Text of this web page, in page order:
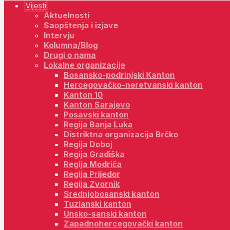
Vijesti
Aktuelnosti
Saopštenja i izjave
Intervju
Kolumna/Blog
Drugi o nama
Lokalne organizacije
Bosansko-podrinjski Kanton
Hercegovačko-neretvanski kanton
Kanton 10
Kanton Sarajevo
Posavski kanton
Regija Banja Luka
Distriktna organizacija Brčko
Regija Doboj
Regija Gradiška
Regija Modriča
Regija Prijedor
Regija Zvornik
Srednjobosanski kanton
Tuzlanski kanton
Unsko-sanski kanton
Zapadnohercegovački kanton